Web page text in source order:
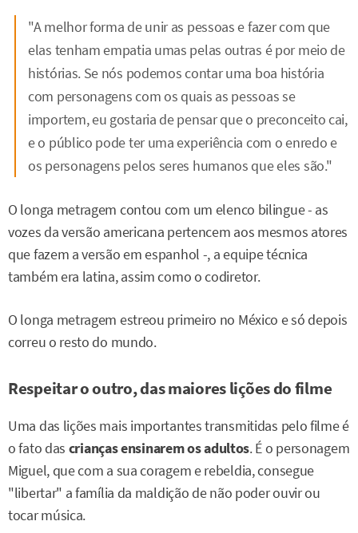
"A melhor forma de unir as pessoas e fazer com que
elas tenham empatia umas pelas outras é por meio de
histórias. Se nós podemos contar uma boa história
com personagens com os quais as pessoas se
importem, eu gostaria de pensar que o preconceito cai,
e o público pode ter uma experiência com o enredo e
os personagens pelos seres humanos que eles são."
O longa metragem contou com um elenco bilingue - as
vozes da versão americana pertencem aos mesmos atores
que fazem a versão em espanhol -, a equipe técnica
também era latina, assim como o codiretor.
O longa metragem estreou primeiro no México e só depois
correu o resto do mundo.
Respeitar o outro, das maiores lições do filme
Uma das lições mais importantes transmitidas pelo filme é
o fato das crianças ensinarem os adultos. É o personagem
Miguel, que com a sua coragem e rebeldia, consegue
"libertar" a família da maldição de não poder ouvir ou
tocar música.